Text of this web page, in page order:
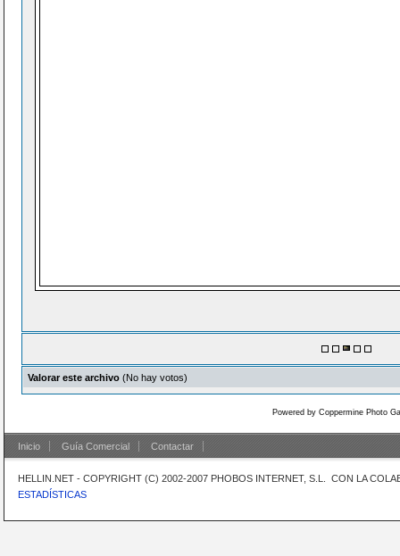
Valorar este archivo (No hay votos)
Powered by Coppermine Photo
Inicio Guía Comercial Contactar
HELLIN.NET - COPYRIGHT (C) 2002-2007 PHOBOS INTERNET, S.L. CON LA
ESTADÍSTICAS